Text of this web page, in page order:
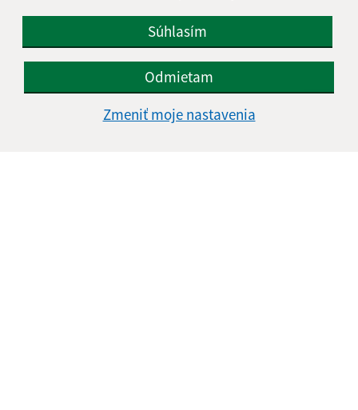
Súhlasím
Odmietam
Zmeniť moje nastavenia
Informácie o stránke: